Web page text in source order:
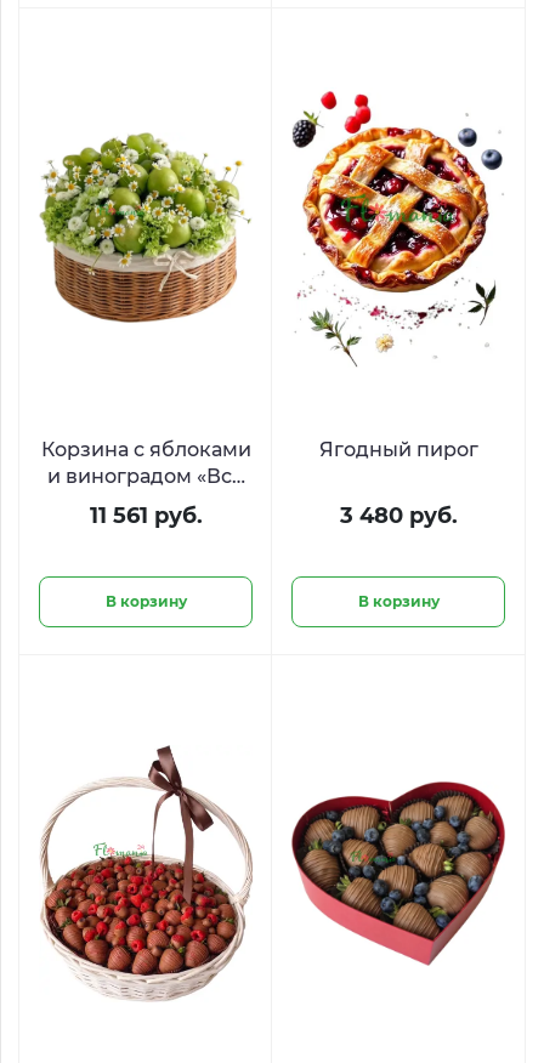
Корзина с яблоками
и виноградом «Всё
будет сочно»
11 561 руб.
В корзину
Ягодный пирог
3 480 руб.
В корзину